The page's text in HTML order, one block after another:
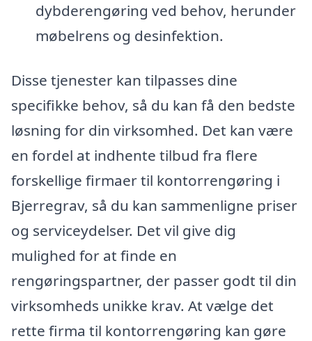
dybderengøring ved behov, herunder
møbelrens og desinfektion.
Disse tjenester kan tilpasses dine
specifikke behov, så du kan få den bedste
løsning for din virksomhed. Det kan være
en fordel at indhente tilbud fra flere
forskellige firmaer til kontorrengøring i
Bjerregrav, så du kan sammenligne priser
og serviceydelser. Det vil give dig
mulighed for at finde en
rengøringspartner, der passer godt til din
virksomheds unikke krav. At vælge det
rette firma til kontorrengøring kan gøre